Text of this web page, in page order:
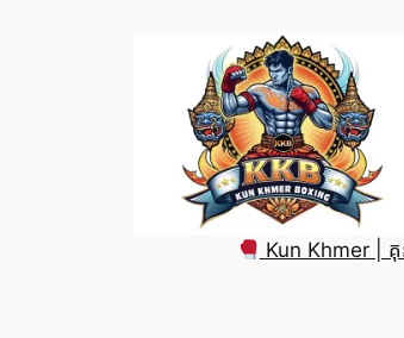
Kun Khmer | គុន